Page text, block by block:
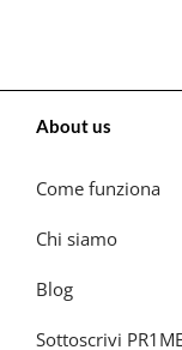
About us
Come funziona
Chi siamo
Blog
Sottoscrivi